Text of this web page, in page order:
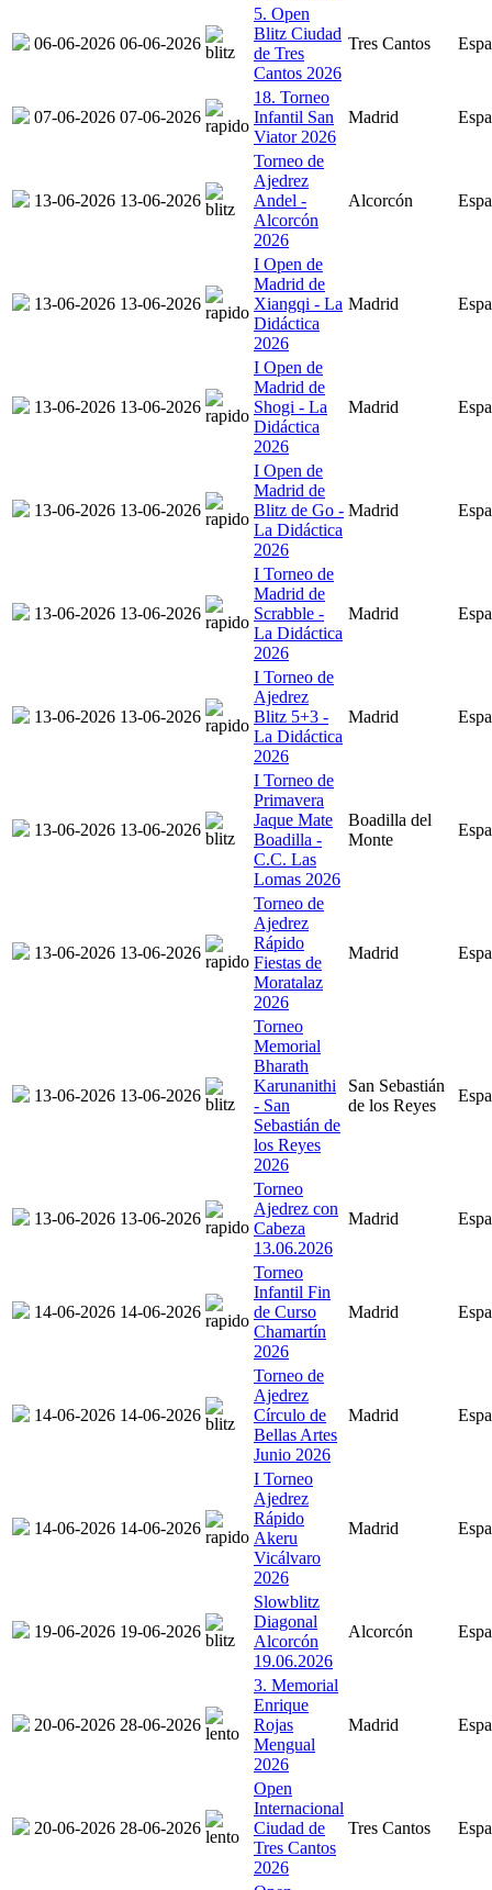
06-06-2026 06-06-2026
5. Open
Blitz Ciudad
de Tres
Cantos 2026
Tres Cantos
07-06-2026 07-06-2026
18. Torneo
Infantil San
Viator 2026
Madrid
13-06-2026 13-06-2026
Torneo de
Ajedrez
Andel -
Alcorcón
2026
Alcorcón
13-06-2026 13-06-2026
I Open de
Madrid de
Xiangqi - La
Didáctica
2026
Madrid
13-06-2026 13-06-2026
I Open de
Madrid de
Shogi - La
Didáctica
2026
Madrid
13-06-2026 13-06-2026
I Open de
Madrid de
Blitz de Go -
La Didáctica
2026
Madrid
13-06-2026 13-06-2026
I Torneo de
Madrid de
Scrabble -
La Didáctica
2026
Madrid
13-06-2026 13-06-2026
I Torneo de
Ajedrez
Blitz 5+3 -
La Didáctica
2026
Madrid
13-06-2026 13-06-2026
I Torneo de
Primavera
Jaque Mate
Boadilla -
C.C. Las
Lomas 2026
Boadilla del
Monte
13-06-2026 13-06-2026
Torneo de
Ajedrez
Rápido
Fiestas de
Moratalaz
2026
Madrid
13-06-2026 13-06-2026
Torneo
Memorial
Bharath
Karunanithi
- San
Sebastián de
los Reyes
2026
San Sebastián
de los Reyes
13-06-2026 13-06-2026
Torneo
Ajedrez con
Cabeza
13.06.2026
Madrid
14-06-2026 14-06-2026
Torneo
Infantil Fin
de Curso
Chamartín
2026
Madrid
14-06-2026 14-06-2026
Torneo de
Ajedrez
Círculo de
Bellas Artes
Junio 2026
Madrid
14-06-2026 14-06-2026
I Torneo
Ajedrez
Rápido
Akeru
Vicálvaro
2026
Madrid
19-06-2026 19-06-2026
Slowblitz
Diagonal
Alcorcón
19.06.2026
Alcorcón
20-06-2026 28-06-2026
3. Memorial
Enrique
Rojas
Mengual
2026
Madrid
20-06-2026 28-06-2026
Open
Internacional
Ciudad de
Tres Cantos
2026
Tres Cantos